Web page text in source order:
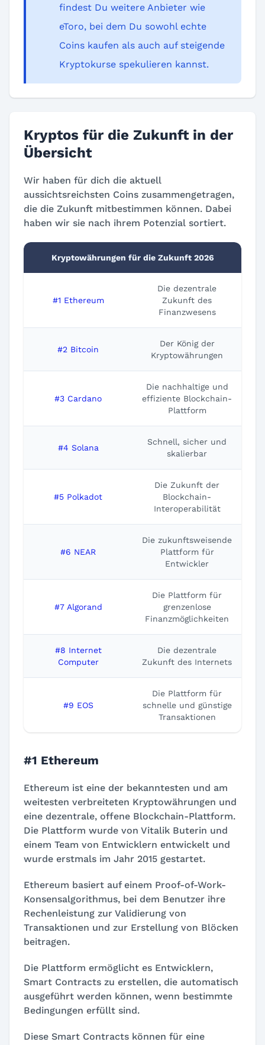
findest Du weitere Anbieter wie
eToro, bei dem Du sowohl echte
Coins kaufen als auch auf steigende
Kryptokurse spekulieren kannst.
Kryptos für die Zukunft in der
Übersicht
Wir haben für dich die aktuell
aussichtsreichsten Coins zusammengetragen,
die die Zukunft mitbestimmen können. Dabei
haben wir sie nach ihrem Potenzial sortiert.
Kryptowährungen für die Zukunft 2026
#1 Ethereum
Die dezentrale
Zukunft des
Finanzwesens
#2 Bitcoin
Der König der
Kryptowährungen
#3 Cardano
Die nachhaltige und
effiziente Blockchain-
Plattform
#4 Solana
Schnell, sicher und
skalierbar
#5 Polkadot
Die Zukunft der
Blockchain-
Interoperabilität
#6 NEAR
Die zukunftsweisende
Plattform für
Entwickler
#7 Algorand
Die Plattform für
grenzenlose
Finanzmöglichkeiten
#8 Internet
Computer
Die dezentrale
Zukunft des Internets
#9 EOS
Die Plattform für
schnelle und günstige
Transaktionen
#1 Ethereum
Ethereum ist eine der bekanntesten und am
weitesten verbreiteten Kryptowährungen und
eine dezentrale, offene Blockchain-Plattform.
Die Plattform wurde von Vitalik Buterin und
einem Team von Entwicklern entwickelt und
wurde erstmals im Jahr 2015 gestartet.
Ethereum basiert auf einem Proof-of-Work-
Konsensalgorithmus, bei dem Benutzer ihre
Rechenleistung zur Validierung von
Transaktionen und zur Erstellung von Blöcken
beitragen.
Die Plattform ermöglicht es Entwicklern,
Smart Contracts zu erstellen, die automatisch
ausgeführt werden können, wenn bestimmte
Bedingungen erfüllt sind.
Diese Smart Contracts können für eine